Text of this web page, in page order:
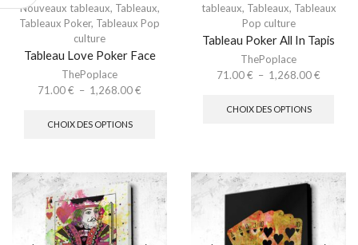
Nouveaux tableaux, Tableaux,
Tableaux Poker, Tableaux Pop
culture
Tableau Love Poker Face
ThePoplace
71.00€ – 1,268.00€
CHOIX DES OPTIONS
tableaux, Tableaux, Tableaux
Pop culture
Tableau Poker All In Tapis
ThePoplace
71.00€ – 1,268.00€
CHOIX DES OPTIONS